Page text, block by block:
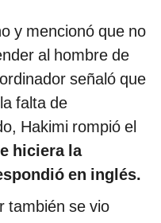
y mencionó que no
al hombre de
señaló que
falta de
Hakimi rompió el
hiciera la
en inglés.
también se vio